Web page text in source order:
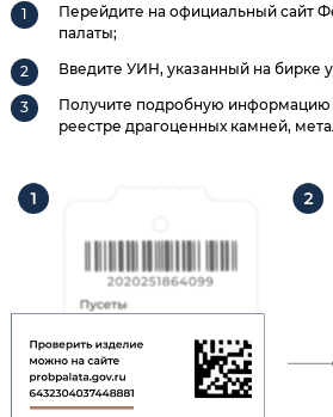
Перейдите на официальный сайт
палаты;
Введите УИН, указанный на бирке
Получите подробную информацию
реестре драгоценных камней,